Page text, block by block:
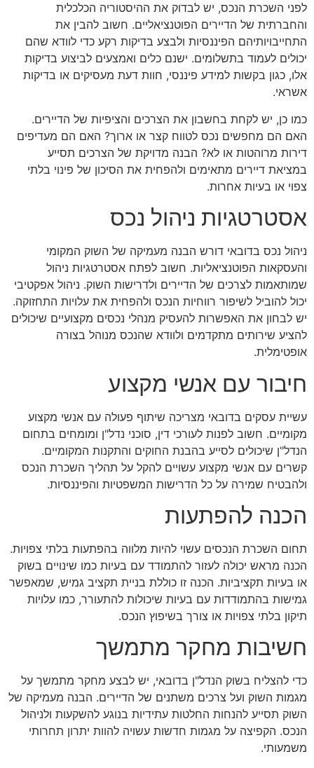
לפני השכרת הנכס, יש לבדוק את ההיסטוריה הכלכלית
והחברתית של הדיירים הפוטנציאליים. חשוב להבין את
התחייבויותיהם הפיננסיות ולבצע בדיקות רקע כדי לוודא שהם
יכולים לעמוד בתשלומים. ישנם כלים ואמצעים לביצוע בדיקות
אלו, כגון בקשות למידע פיננסי, חוות דעת מעסיקים או בדיקות
אשראי.
כמו כן, יש לקחת בחשבון את הצרכים והציפיות של הדיירים.
האם הם מחפשים נכס לטווח קצר או ארוך? האם הם מעדיפים
דירות מרוהטות או לא? הבנה מדויקת של הצרכים תסייע
במציאת דיירים מתאימים ולהפחית את הסיכון של פינוי בלתי
צפוי או בעיות אחרות.
אסטרטגיות ניהול נכס
ניהול נכס בדובאי דורש הבנה מעמיקה של השוק המקומי
והעסקאות הפוטנציאליות. חשוב לפתח אסטרטגיות ניהול
שמותאמות לצרכים של הדיירים ולדרישות השוק. ניהול אפקטיבי
יכול להוביל לשיפור רווחיות הנכס ולהפחית את עלויות התחזוקה.
יש לבחון את האפשרות להעסיק מנהלי נכסים מקצועיים שיכולים
להציע שירותים מתקדמים ולוודא שהנכס מנוהל בצורה
אופטימלית.
חיבור עם אנשי מקצוע
עשיית עסקים בדובאי מצריכה שיתוף פעולה עם אנשי מקצוע
מקומיים. חשוב לפנות לעורכי דין, סוכני נדל"ן ומומחים בתחום
הנדל"ן שיכולים לסייע בהבנת החוקים והתקנות המקומיים.
קשרים עם אנשי מקצוע עשויים להקל על תהליך השכרת הנכס
ולהבטיח שמירה על כל הדרישות המשפטיות והפיננסיות.
הכנה להפתעות
תחום השכרת הנכסים עשוי להיות מלווה בהפתעות בלתי צפויות.
הכנה מראש יכולה לעזור להתמודד עם בעיות כמו שינויים בשוק
או בעיות תקציביות. הכנה זו כוללת בניית תקציב גמיש, שמאפשר
גמישות בהתמודדות עם בעיות שיכולות להתעורר, כמו עלויות
תיקון בלתי צפויות או צורך בשיפוץ הנכס.
חשיבות מחקר מתמשך
כדי להצליח בשוק הנדל"ן בדובאי, יש לבצע מחקר מתמשך על
מגמות השוק ועל צרכים משתנים של הדיירים. הבנה מעמיקה של
השוק תסייע להנחות החלטות עתידיות בנוגע להשקעות ולניהול
הנכס. הקפיצה על מגמות חדשות עשויה להוות יתרון תחרותי
משמעותי.